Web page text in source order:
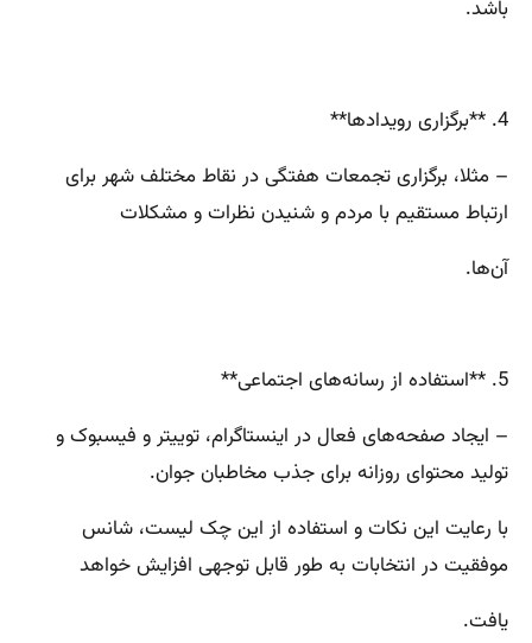
باشد.
4. **برگزاری رویدادها**
– مثلا، برگزاری تجمعات هفتگی در نقاط مختلف شهر برای
ارتباط مستقیم با مردم و شنیدن نظرات و مشکلات
آن‌ها.
5. **استفاده از رسانه‌های اجتماعی**
– ایجاد صفحه‌های فعال در اینستاگرام، توییتر و فیسبوک و
تولید محتوای روزانه برای جذب مخاطبان جوان.
با رعایت این نکات و استفاده از این چک لیست، شانس
موفقیت در انتخابات به طور قابل توجهی افزایش خواهد
یافت.